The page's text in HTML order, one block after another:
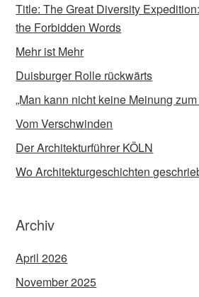
Title: The Great Diversity
the Forbidden Words
Mehr ist Mehr
Duisburger Rolle rückwärts
„Man kann nicht keine Meinung
Vom Verschwinden
Der Architekturführer KÖLN
Wo Architekturgeschichten
Archiv
April 2026
November 2025